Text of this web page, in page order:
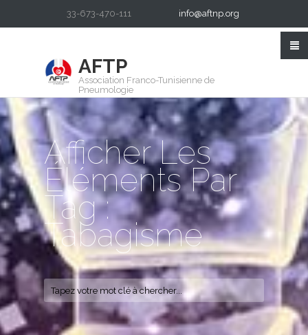
33-673-470-111 info@aftnp.org
AFTP
Association Franco-Tunisienne de
Pneumologie
Afficher Les
Éléments Par
Tag :
Tabagisme